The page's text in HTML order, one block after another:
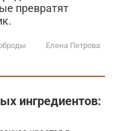
превратят
Елена Петрова
ингредиентов: